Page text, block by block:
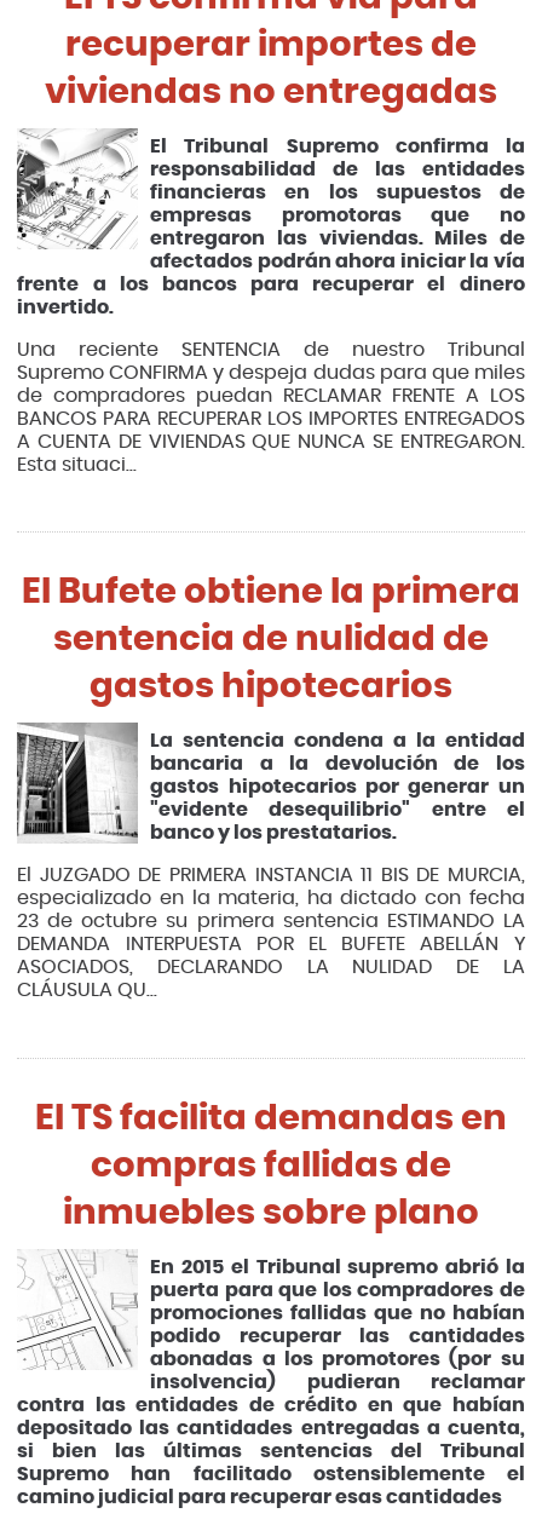
recuperar importes de
viviendas no entregadas
El Tribunal Supremo confirma la
responsabilidad de las entidades
financieras en los supuestos de
empresas promotoras que no
entregaron las viviendas. Miles de
afectados podrán ahora iniciar la vía
frente a los bancos para recuperar el dinero
invertido.
Una reciente SENTENCIA de nuestro Tribunal
Supremo CONFIRMA y despeja dudas para que miles
de compradores puedan RECLAMAR FRENTE A LOS
BANCOS PARA RECUPERAR LOS IMPORTES ENTREGADOS
A CUENTA DE VIVIENDAS QUE NUNCA SE ENTREGARON.
Esta situaci...
El Bufete obtiene la primera
sentencia de nulidad de
gastos hipotecarios
La sentencia condena a la entidad
bancaria a la devolución de los
gastos hipotecarios por generar un
"evidente desequilibrio" entre el
banco y los prestatarios.
El JUZGADO DE PRIMERA INSTANCIA 11 BIS DE MURCIA,
especializado en la materia, ha dictado con fecha
23 de octubre su primera sentencia ESTIMANDO LA
DEMANDA INTERPUESTA POR EL BUFETE ABELLÁN Y
ASOCIADOS, DECLARANDO LA NULIDAD DE LA
CLÁUSULA QU...
El TS facilita demandas en
compras fallidas de
inmuebles sobre plano
En 2015 el Tribunal supremo abrió la
puerta para que los compradores de
promociones fallidas que no habían
podido recuperar las cantidades
abonadas a los promotores (por su
insolvencia) pudieran reclamar
contra las entidades de crédito en que habían
depositado las cantidades entregadas a cuenta,
si bien las últimas sentencias del Tribunal
Supremo han facilitado ostensiblemente el
camino judicial para recuperar esas cantidades